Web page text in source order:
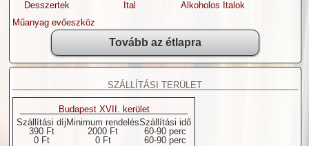
Desszertek Ital
Alkoholos Italok
Műanyag evőeszköz
Tovább az étlapra
SZÁLLÍTÁSI TERÜLET
Budapest XVII. kerület
Szállítási díj Minimum rendelésSzállítási idő
390 Ft
2000 Ft
60-90 perc
0 Ft
0 Ft 60-90 perc